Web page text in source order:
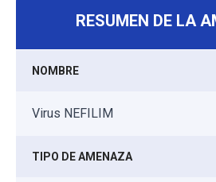
RESUMEN DE LA
NOMBRE
Virus NEFILIM
TIPO DE AMENAZA